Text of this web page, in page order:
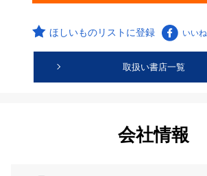
ほしいものリストに登録 いいね
取扱い書店一覧
会社情報